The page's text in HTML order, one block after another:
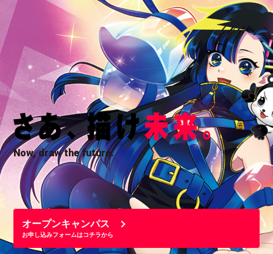
Now, draw the future.
オープンキャンパス
お申し込みフォームはコチラから